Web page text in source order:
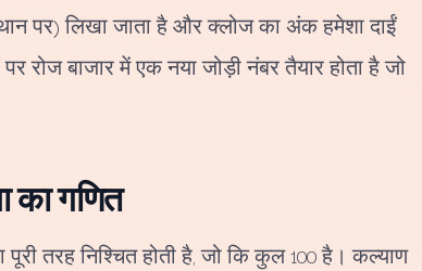
पर) लिखा जाता है और क्लोज का अंक हमेशा दाईं
बाजार में एक नया जोड़ी नंबर तैयार होता है जो
गणित
तरह निश्चित होती है, जो कि कुल 100 है। कल्याण